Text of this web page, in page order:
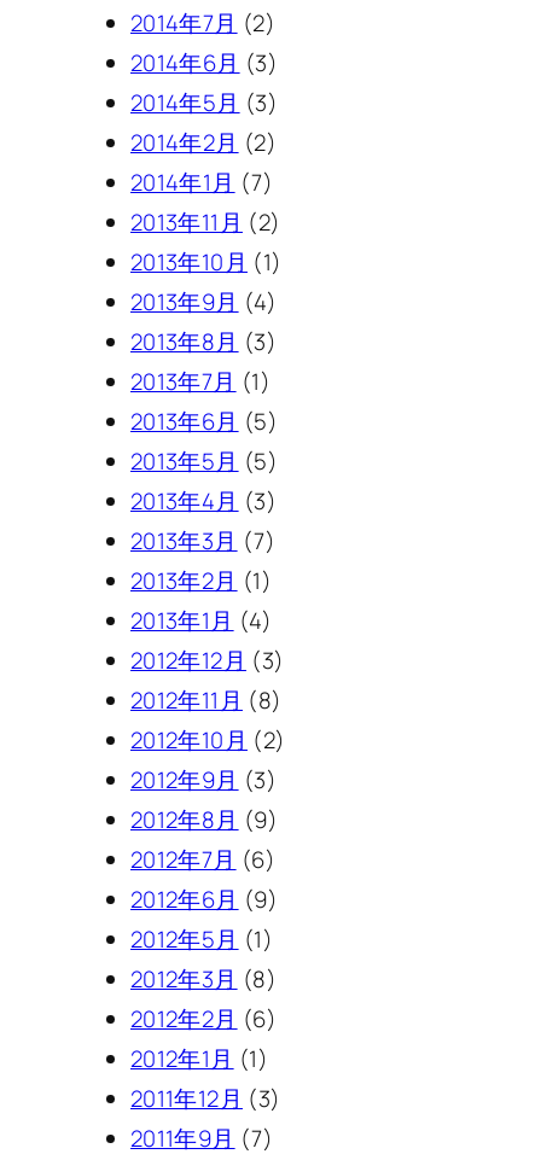
2014年7月 (2)
2014年6月 (3)
2014年5月 (3)
2014年2月 (2)
2014年1月 (7)
2013年11月 (2)
2013年10月 (1)
2013年9月 (4)
2013年8月 (3)
2013年7月 (1)
2013年6月 (5)
2013年5月 (5)
2013年4月 (3)
2013年3月 (7)
2013年2月 (1)
2013年1月 (4)
2012年12月 (3)
2012年11月 (8)
2012年10月 (2)
2012年9月 (3)
2012年8月 (9)
2012年7月 (6)
2012年6月 (9)
2012年5月 (1)
2012年3月 (8)
2012年2月 (6)
2012年1月 (1)
2011年12月 (3)
2011年9月 (7)